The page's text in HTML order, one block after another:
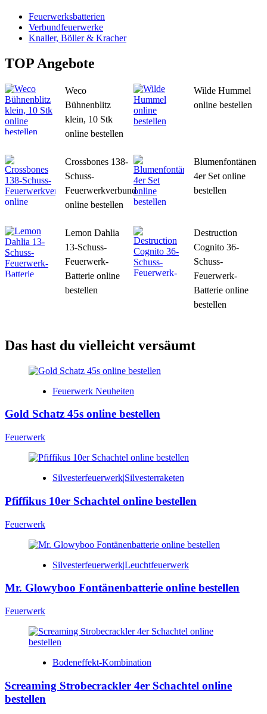
Feuerwerksbatterien
Verbundfeuerwerke
Knaller, Böller & Kracher
TOP Angebote
Weco
Bühnenblitz
klein, 10 Stk
online bestellen
Wilde Hummel
online bestellen
Crossbones 138-
Schuss-
Feuerwerkverbund
online bestellen
Blumenfontänen
4er Set online
bestellen
Lemon Dahlia
13-Schuss-
Feuerwerk-
Batterie online
bestellen
Destruction
Cognito 36-
Schuss-
Feuerwerk-
Batterie online
bestellen
Das hast du vielleicht versäumt
Feuerwerk Neuheiten
Gold Schatz 45s online bestellen
Feuerwerk
Silvesterfeuerwerk|Silvesterraketen
Pfiffikus 10er Schachtel online bestellen
Feuerwerk
Silvesterfeuerwerk|Leuchtfeuerwerk
Mr. Glowyboo Fontänenbatterie online bestellen
Feuerwerk
Bodeneffekt-Kombination
Screaming Strobecrackler 4er Schachtel online
bestellen